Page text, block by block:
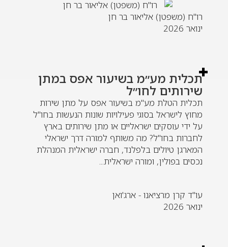
רו"ח (משפטן) אליאור בר חן
ינואר 2026
תכלית מע״מ בשיעור אפס במתן
שירותים לחו״ל
תכלית הטלת מע"מ בשיעור אפס על מתן שירות
מחוץ לישראל בסוגי פעילויות שונות הנעשות בחו"ל
על ידי עוסקים ישראליים או מתן שירותים בארץ
לחברות בחו"ל? מה משותף למורה דרך ישראלי
המארגן טיולים בלפלנד, חברה ישראלית המנהלת
נכסים בפולין, ומורה ישראלית...
עו"ד קרן מרציאנו - ארג'ואן
ינואר 2026